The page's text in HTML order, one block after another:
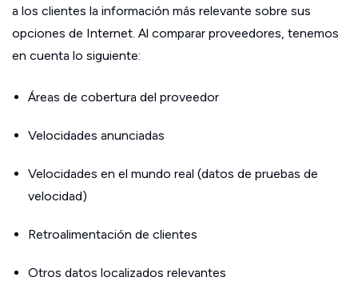
a los clientes la información más relevante sobre sus
opciones de Internet. Al comparar proveedores, tenemos
en cuenta lo siguiente:
Áreas de cobertura del proveedor
Velocidades anunciadas
Velocidades en el mundo real (datos de pruebas de
velocidad)
Retroalimentación de clientes
Otros datos localizados relevantes